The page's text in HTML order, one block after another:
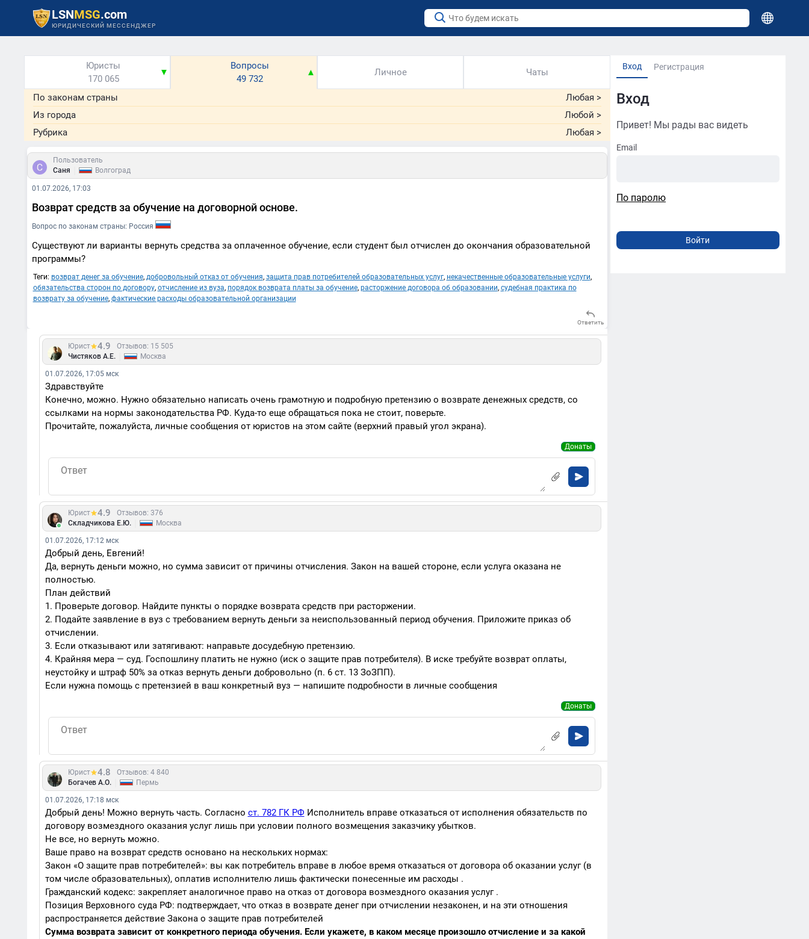
LSNMSG.com
ЮРИДИЧЕСКИЙ МЕССЕНДЖЕР
Вход Регистрация
Вход
Привет! Мы рады вас видеть
Email
По паролю
Юристы
170 065
▼
Вопросы
49 732
▲ Личное Чаты
По законам страны Любая >
Из города
Любой >
Рубрика
Любая >
Пользователь
Саня
Волгоград
01.07.2026, 17:03
Возврат средств за обучение на договорной основе.
Вопрос по законам страны: Россия
Существуют ли варианты вернуть средства за оплаченное обучение, если студент был отчислен до окончания образовательной
программы?
Теги: возврат денег за обучение, добровольный отказ от обучения, защита прав потребителей образовательных услуг, некачественные образовательные услуги,
обязательства сторон по договору, отчисление из вуза, порядок возврата платы за обучение, расторжение договора об образовании, судебная практика по
возврату за обучение, фактические расходы образовательной организации
Ответить
Юрист 4.9
Отзывов: 15 505
Чистяков А.Е.
Москва
01.07.2026, 17:05 мск
Здравствуйте
Конечно, можно. Нужно обязательно написать очень грамотную и подробную претензию о возврате денежных средств, со
ссылками на нормы законодательства РФ. Куда-то еще обращаться пока не стоит, поверьте.
Прочитайте, пожалуйста, личные сообщения от юристов на этом сайте (верхний правый угол экрана).
Донаты
Юрист 4.9
Отзывов: 376
Складчикова Е.Ю.
Москва
01.07.2026, 17:12 мск
Добрый день, Евгений!
Да, вернуть деньги можно, но сумма зависит от причины отчисления. Закон на вашей стороне, если услуга оказана не
полностью.
План действий
1. Проверьте договор. Найдите пункты о порядке возврата средств при расторжении.
2. Подайте заявление в вуз с требованием вернуть деньги за неиспользованный период обучения. Приложите приказ об
отчислении.
3. Если отказывают или затягивают: направьте досудебную претензию.
4. Крайняя мера — суд. Госпошлину платить не нужно (иск о защите прав потребителя). В иске требуйте возврат оплаты,
неустойку и штраф 50% за отказ вернуть деньги добровольно (п. 6 ст. 13 ЗоЗПП).
Если нужна помощь с претензией в ваш конкретный вуз — напишите подробности в личные сообщения
Донаты
Юрист 4.8
Отзывов: 4 840
Богачев А.О.
Пермь
01.07.2026, 17:18 мск
Добрый день! Можно вернуть часть. Согласно ст. 782 ГК РФ Исполнитель вправе отказаться от исполнения обязательств по
договору возмездного оказания услуг лишь при условии полного возмещения заказчику убытков.
Не все, но вернуть можно.
Ваше право на возврат средств основано на нескольких нормах:
Закон «О защите прав потребителей»: вы как потребитель вправе в любое время отказаться от договора об оказании услуг (в
том числе образовательных), оплатив исполнителю лишь фактически понесенные им расходы .
Гражданский кодекс: закрепляет аналогичное право на отказ от договора возмездного оказания услуг .
Позиция Верховного суда РФ: подтверждает, что отказ в возврате денег при отчислении незаконен, и на эти отношения
распространяется действие Закона о защите прав потребителей
Сумма возврата зависит от конкретного периода обучения. Если укажете, в каком месяце произошло отчисление и за какой